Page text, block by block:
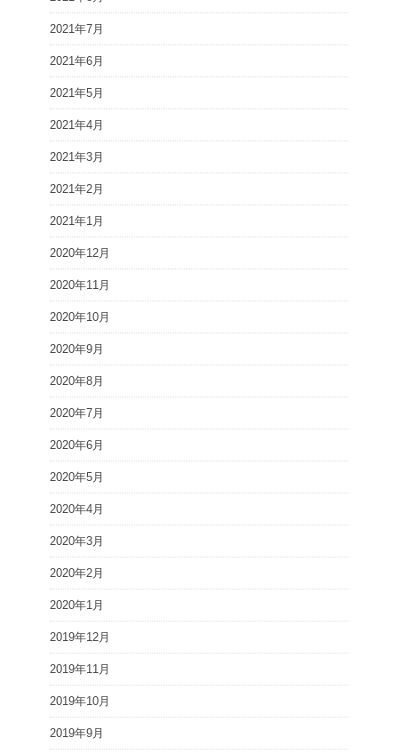
2021年7月
2021年6月
2021年5月
2021年4月
2021年3月
2021年2月
2021年1月
2020年12月
2020年11月
2020年10月
2020年9月
2020年8月
2020年7月
2020年6月
2020年5月
2020年4月
2020年3月
2020年2月
2020年1月
2019年12月
2019年11月
2019年10月
2019年9月